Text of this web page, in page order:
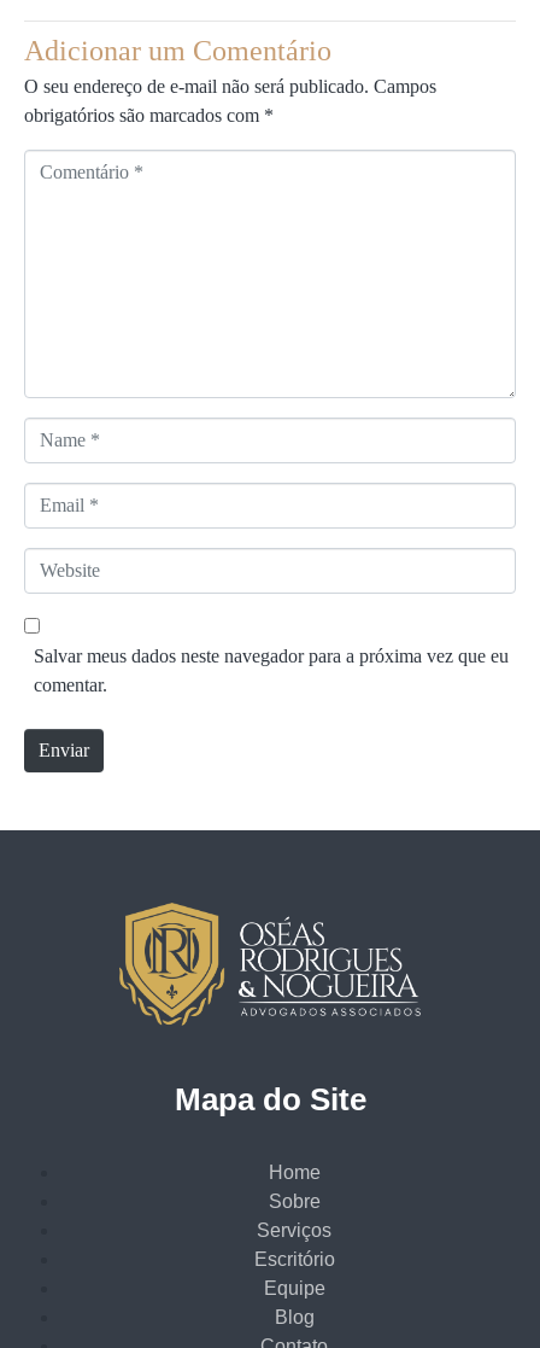
Adicionar um Comentário
O seu endereço de e-mail não será publicado. Campos
obrigatórios são marcados com *
i
o
a
m
*
m
a
*
W
e
b
e
Salvar meus dados neste navegador para a próxima vez que eu
comentar.
Enviar
Mapa do Site
Home
Sobre
Serviços
Escritório
Equipe
Blog